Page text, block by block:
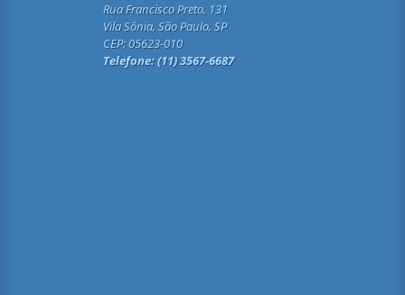
Rua Francisco Preto, 131
Vila Sônia, São Paulo, SP
CEP: 05623-010
Telefone: (11) 3567-6687